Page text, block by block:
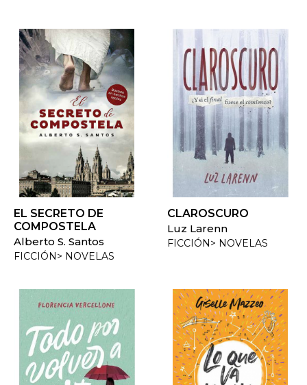
EL SECRETO DE
COMPOSTELA
Alberto S. Santos
FICCIÓN> NOVELAS
CLAROSCURO
Luz Larenn
FICCIÓN> NOVELAS